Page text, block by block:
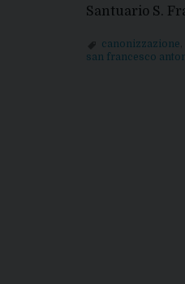
Santuario S.
canonizzazione
san francesco